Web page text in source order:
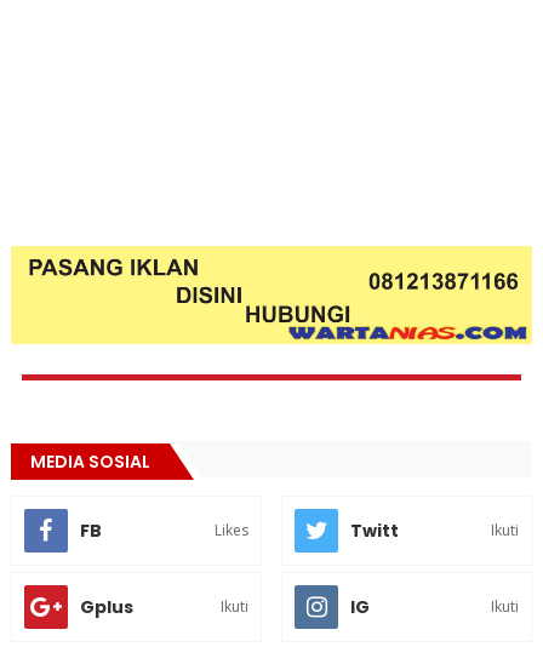
MEDIA SOSIAL
FB Likes Twitt Ikuti
Gplus Ikuti IG Ikuti